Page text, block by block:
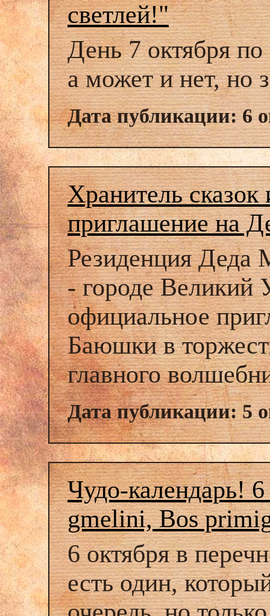
светлей!"
День 7 октября
а может и нет, но
Дата публикации: 6
Хранитель
приглашение на
Резиденция Деда
- городе Великий
официальное
Баюшки в
главного
Дата публикации: 5
Чудо-календарь!
gmelini, Bos
6 октября в
есть один,